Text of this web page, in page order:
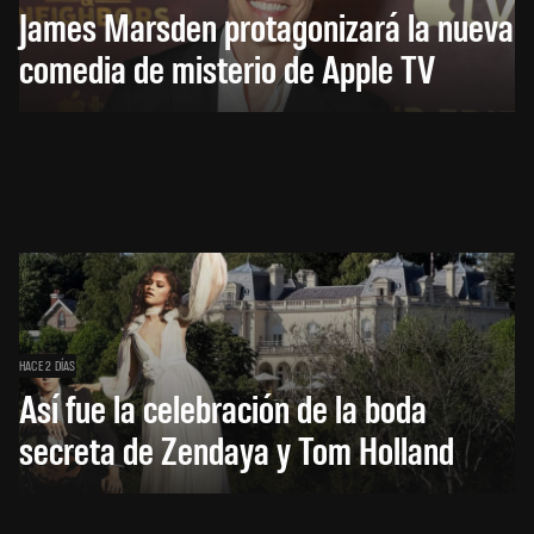
James Marsden protagonizará la nueva
comedia de misterio de Apple TV
HACE 2 DÍAS
Así fue la celebración de la boda
secreta de Zendaya y Tom Holland